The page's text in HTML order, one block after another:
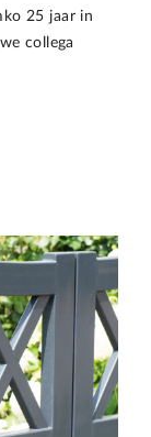
25 jaar in
collega